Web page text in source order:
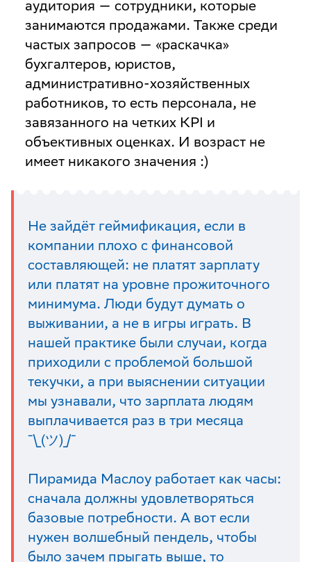
аудитория — сотрудники, которые
занимаются продажами. Также среди
частых запросов — «раскачка»
бухгалтеров, юристов,
административно-хозяйственных
работников, то есть персонала, не
завязанного на четких KPI и
объективных оценках. И возраст не
имеет никакого значения :)
Не зайдёт геймификация, если в
компании плохо с финансовой
составляющей: не платят зарплату
или платят на уровне прожиточного
минимума. Люди будут думать о
выживании, а не в игры играть. В
нашей практике были случаи, когда
приходили с проблемой большой
текучки, а при выяснении ситуации
мы узнавали, что зарплата людям
выплачивается раз в три месяца
¯\_(ツ)_/¯
Пирамида Маслоу работает как часы:
сначала должны удовлетворяться
базовые потребности. А вот если
нужен волшебный пендель, чтобы
было зачем прыгать выше, то